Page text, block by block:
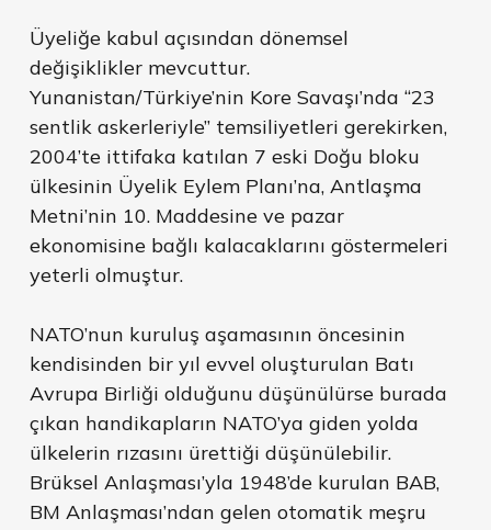
Üyeliğe kabul açısından dönemsel
değişiklikler mevcuttur.
Yunanistan/Türkiye’nin Kore Savaşı’nda “23
sentlik askerleriyle” temsiliyetleri gerekirken,
2004’te ittifaka katılan 7 eski Doğu bloku
ülkesinin Üyelik Eylem Planı’na, Antlaşma
Metni’nin 10. Maddesine ve pazar
ekonomisine bağlı kalacaklarını göstermeleri
yeterli olmuştur.
NATO’nun kuruluş aşamasının öncesinin
kendisinden bir yıl evvel oluşturulan Batı
Avrupa Birliği olduğunu düşünülürse burada
çıkan handikapların NATO’ya giden yolda
ülkelerin rızasını ürettiği düşünülebilir.
Brüksel Anlaşması’yla 1948’de kurulan BAB,
BM Anlaşması’ndan gelen otomatik meşru